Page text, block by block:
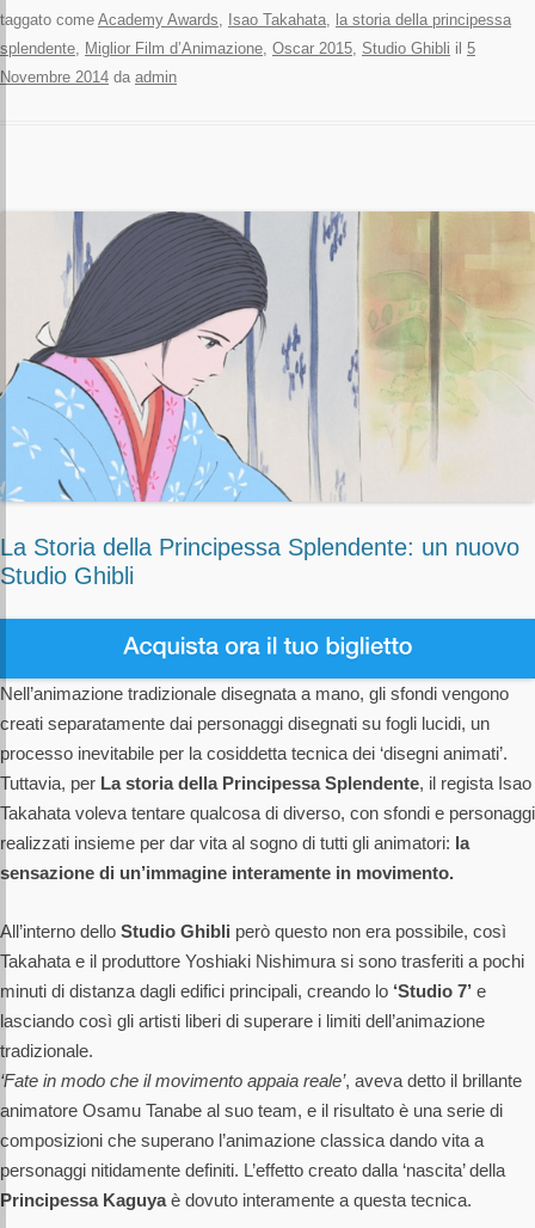
taggato come Academy Awards, Isao Takahata, la storia della principessa
splendente, Miglior Film d’Animazione, Oscar 2015, Studio Ghibli il 5
Novembre 2014 da admin
La Storia della Principessa Splendente: un nuovo
Studio Ghibli
Nell’animazione tradizionale disegnata a mano, gli sfondi vengono
creati separatamente dai personaggi disegnati su fogli lucidi, un
processo inevitabile per la cosiddetta tecnica dei ‘disegni animati’.
Tuttavia, per La storia della Principessa Splendente, il regista Isao
Takahata voleva tentare qualcosa di diverso, con sfondi e personaggi
realizzati insieme per dar vita al sogno di tutti gli animatori: la
sensazione di un’immagine interamente in movimento.
All’interno dello Studio Ghibli però questo non era possibile, così
Takahata e il produttore Yoshiaki Nishimura si sono trasferiti a pochi
minuti di distanza dagli edifici principali, creando lo ‘Studio 7’ e
lasciando così gli artisti liberi di superare i limiti dell’animazione
tradizionale.
‘Fate in modo che il movimento appaia reale’, aveva detto il brillante
animatore Osamu Tanabe al suo team, e il risultato è una serie di
composizioni che superano l’animazione classica dando vita a
personaggi nitidamente definiti. L’effetto creato dalla ‘nascita’ della
Principessa Kaguyaè dovuto interamente a questa tecnica.